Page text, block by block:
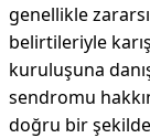
genellikle
belirtileriyle
kuruluşuna
sendromu
doğru bir